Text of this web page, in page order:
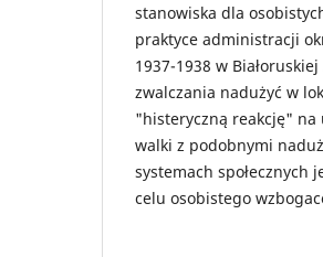
stanowiska dla
praktyce administracji
1937-1938 w
zwalczania nadużyć w
"histeryczną reakcję"
walki z podobnymi
systemach społecznych
celu osobistego